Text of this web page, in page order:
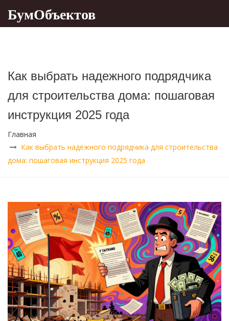
БумОбъектов
Как выбрать надежного подрядчика
для строительства дома: пошаговая
инструкция 2025 года
Главная
Как выбрать надежного подрядчика для строительства
дома: пошаговая инструкция 2025 года